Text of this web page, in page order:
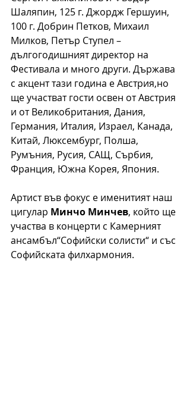
Шаляпин, 125 г. Джордж Гершуин,
100 г. Добрин Петков, Михаил
Милков, Петър Ступел –
дългогодишният директор на
Фестивала и много други. Държава
с акцент тази година е Австрия,но
ще участват гости освен от Австрия
и от Великобритания, Дания,
Германия, Италия, Израел, Канада,
Китай, Люксембург, Полша,
Румъния, Русия, САЩ, Сърбия,
Франция, Южна Корея, Япония.
Артист във фокус е именитият наш
цигулар Минчо Минчев, който ще
участва в концерти с Камерният
ансамбъл“Софийски солисти“ и със
Софийската филхармония.